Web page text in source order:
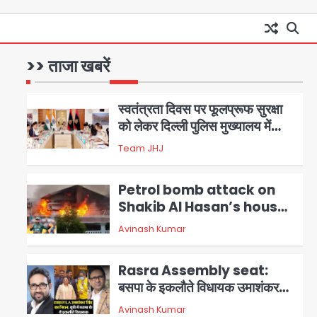
>> ताजा खबरें
1
आॅपरेशन विस्टा 1.0: वीजा शर्तों का
उल्लंघन करने वाले 11 बांग्लादेशी
चढ़े
2
स्वतंत्रता दिवस पर फूलप्रूफ सुरक्षा
को लेकर दिल्ली पुलिस मुख्यालय में
मंथन
Team JHJ
3
Petrol bomb attack on
Shakib Al Hasan’s house:
शेख हसीना की वर्चुअल प्रेस कॉन्फ्रेंस
में जुड़ने पर भड़का गुस्सा, शाकिब अल
से हमला
Avinash Kumar
Rasra Assembly seat:
बसपा के इकलौते विधायक उमाशंकर
सिंह का निधन, दो साल से कैंसर से जूझ
Avinash Kumar